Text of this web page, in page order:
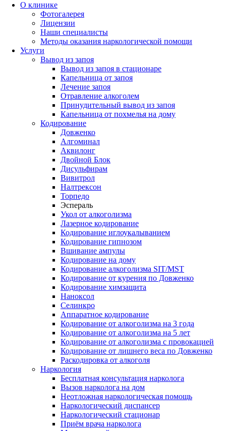
О клинике
Фотогалерея
Лицензии
Наши специалисты
Методы оказания наркологической помощи
Услуги
Вывод из запоя
Вывод из запоя в стационаре
Капельница от запоя
Лечение запоя
Отравление алкоголем
Принудительный вывод из запоя
Капельница от похмелья на дому
Кодирование
Довженко
Алгоминал
Аквилонг
Двойной Блок
Дисульфирам
Вивитрол
Налтрексон
Торпедо
Эспераль
Укол от алкоголизма
Лазерное кодирование
Кодирование иглоукалыванием
Кодирование гипнозом
Вшивание ампулы
Кодирование на дому
Кодирование алкоголизма SIT/MST
Кодирование от курения по Довженко
Кодирование химзащита
Наноксол
Селинкро
Аппаратное кодирование
Кодирование от алкоголизма на 3 года
Кодирование от алкоголизма на 5 лет
Кодирование от алкоголизма с провокацией
Кодирование от лишнего веса по Довженко
Раскодировка от алкоголя
Наркология
Бесплатная консультация нарколога
Вызов нарколога на дом
Неотложная наркологическая помощь
Наркологический диспансер
Наркологический стационар
Приём врача нарколога